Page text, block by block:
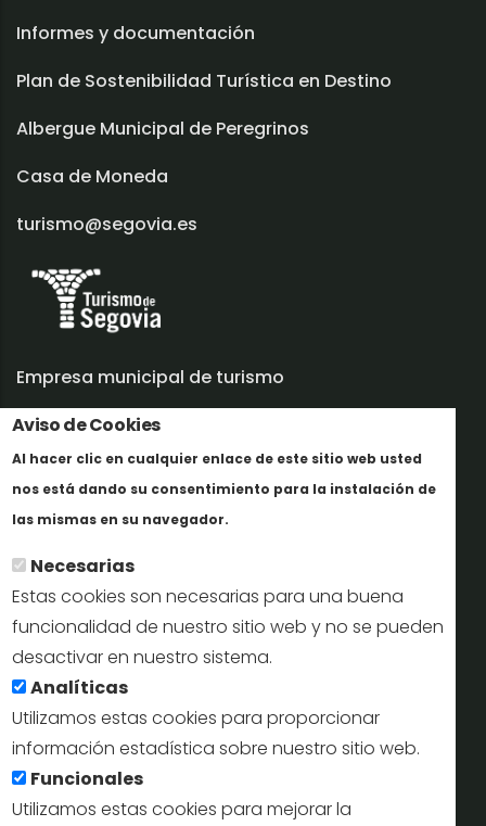
Aviso de Cookies
Al hacer clic en cualquier enlace de este sitio web usted
nos está dando su consentimiento para la instalación de
las mismas en su navegador.
Necesarias
Estas cookies son necesarias para una buena
funcionalidad de nuestro sitio web y no se pueden
desactivar en nuestro sistema.
Analíticas
Utilizamos estas cookies para proporcionar
información estadística sobre nuestro sitio web.
Funcionales
Utilizamos estas cookies para mejorar la
Informes y documentación
Plan de Sostenibilidad Turística en Destino
Albergue Municipal de Peregrinos
Casa de Moneda
turismo@segovia.es
Empresa municipal de turismo
Trabaja con nosotros
Informes y documentación
Perfil del contratante
Oficinas de Turismo
reservas@turismodesegovia.com
info@turismodesegovia.com
Aviso legal |